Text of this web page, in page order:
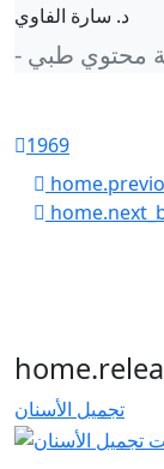
د. سارة الفاوي
محتوي طبي
1969
تجميل الأسنان